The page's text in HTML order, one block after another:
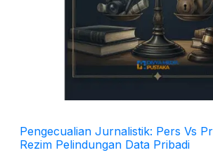
Pengecualian Jurnalistik: Pers Vs
Rezim Pelindungan Data Pribadi